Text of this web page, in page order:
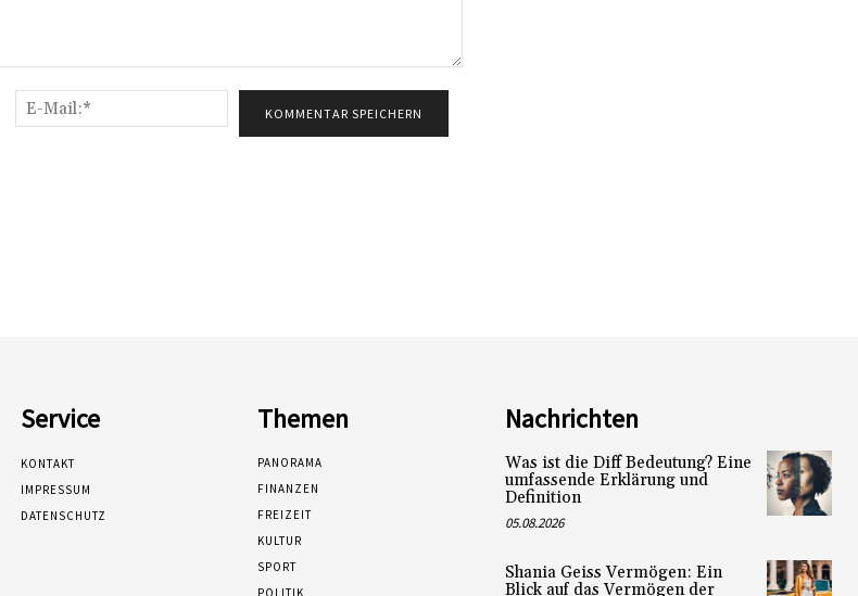
Name:*
Mail:*
Service
KONTAKT
IMPRESSUM
DATENSCHUTZ
Themen
PANORAMA
FINANZEN
FREIZEIT
KULTUR
SPORT
POLITIK
Nachrichten
Was ist die Diff Bedeutung? Eine
umfassende Erklärung und
Definition
05.08.2026
Shania Geiss Vermögen: Ein
Blick auf das Vermögen der